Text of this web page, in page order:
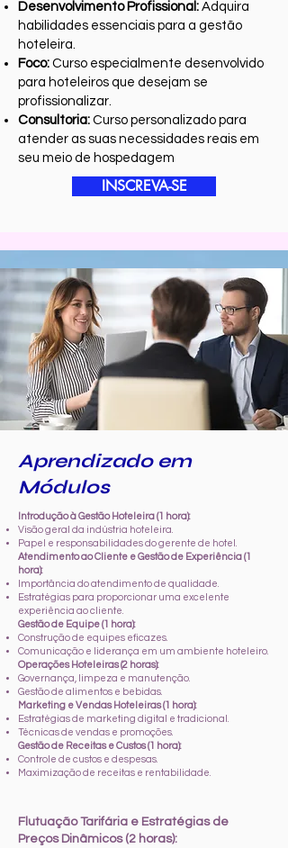
Desenvolvimento Profissional: Adquira
habilidades essenciais para a gestão
hoteleira.
Foco: Curso especialmente desenvolvido
para hoteleiros que desejam se
profissionalizar.
Consultoria: Curso personalizado para
atender as suas necessidades reais em
seu meio de hospedagem
INSCREVA-SE
Aprendizado em
Módulos
Introdução à Gestão Hoteleira (1 hora):
Visão geral da indústria hoteleira.
Papel e responsabilidades do gerente de hotel.
Atendimento ao Cliente e Gestão de Experiência (1
hora):
Importância do atendimento de qualidade.
Estratégias para proporcionar uma excelente
experiência ao cliente.
Gestão de Equipe (1 hora):
Construção de equipes eficazes.
Comunicação e liderança em um ambiente hoteleiro.
Operações Hoteleiras (2 horas):
Governança, limpeza e manutenção.
Gestão de alimentos e bebidas.
Marketing e Vendas Hoteleiras (1 hora):
Estratégias de marketing digital e tradicional.
Técnicas de vendas e promoções.
Gestão de Receitas e Custos (1 hora):
Controle de custos e despesas.
Maximização de receitas e rentabilidade.
Flutuação Tarifária e Estratégias de
Preços Dinâmicos (2 horas):